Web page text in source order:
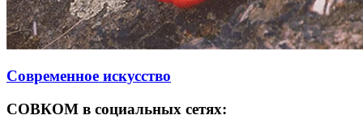
Современное искусство
СОВКОМ в социальных сетях: